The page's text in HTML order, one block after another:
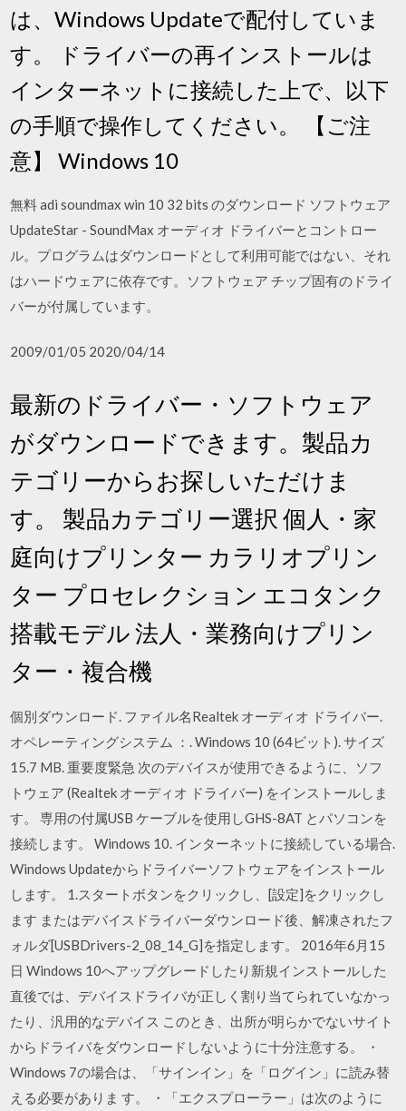
は、Windows Updateで配付していま
す。 ドライバーの再インストールは
インターネットに接続した上で、以下
の手順で操作してください。 【ご注
意】 Windows 10
無料 adi soundmax win 10 32 bits のダウンロード ソフトウェア
UpdateStar - SoundMax オーディオ ドライバーとコントロー
ル。プログラムはダウンロードとして利用可能ではない、それ
はハードウェアに依存です。ソフトウェア チップ固有のドライ
バーが付属しています。
2009/01/05 2020/04/14
最新のドライバー・ソフトウェア
がダウンロードできます。製品カ
テゴリーからお探しいただけま
す。 製品カテゴリー選択 個人・家
庭向けプリンター カラリオプリン
ター プロセレクション エコタンク
搭載モデル 法人・業務向けプリン
ター・複合機
個別ダウンロード. ファイル名Realtek オーディオ ドライバー.
オペレーティングシステム ：. Windows 10 (64ビット). サイズ
15.7 MB. 重要度緊急 次のデバイスが使用できるように、ソフ
トウェア (Realtek オーディオ ドライバー) をインストールしま
す。 専用の付属USB ケーブルを使用しGHS-8AT とパソコンを
接続します。 Windows 10. インターネットに接続している場合.
Windows Updateからドライバーソフトウェアをインストール
します。 1.スタートボタンをクリックし、[設定]をクリックし
ます またはデバイスドライバーダウンロード後、解凍されたフ
ォルダ[USBDrivers-2_08_14_G]を指定します。 2016年6月15
日 Windows 10へアップグレードしたり新規インストールした
直後では、デバイスドライバが正しく割り当てられていなかっ
たり、汎用的なデバイス このとき、出所が明らかでないサイト
からドライバをダウンロードしないように十分注意する。 ・
Windows 7の場合は、「サインイン」を「ログイン」に読み替
える必要がありま す。 ・「エクスプローラー」は次のように